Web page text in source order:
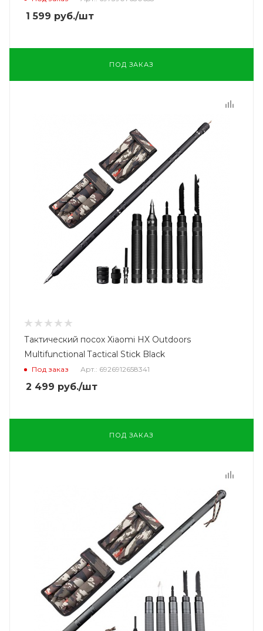
1 599 руб./шт
ПОД ЗАКАЗ
Тактический посох Xiaomi HX Outdoors
Multifunctional Tactical Stick Black
Под заказ Арт.: 6926912658341
2 499 руб./шт
ПОД ЗАКАЗ